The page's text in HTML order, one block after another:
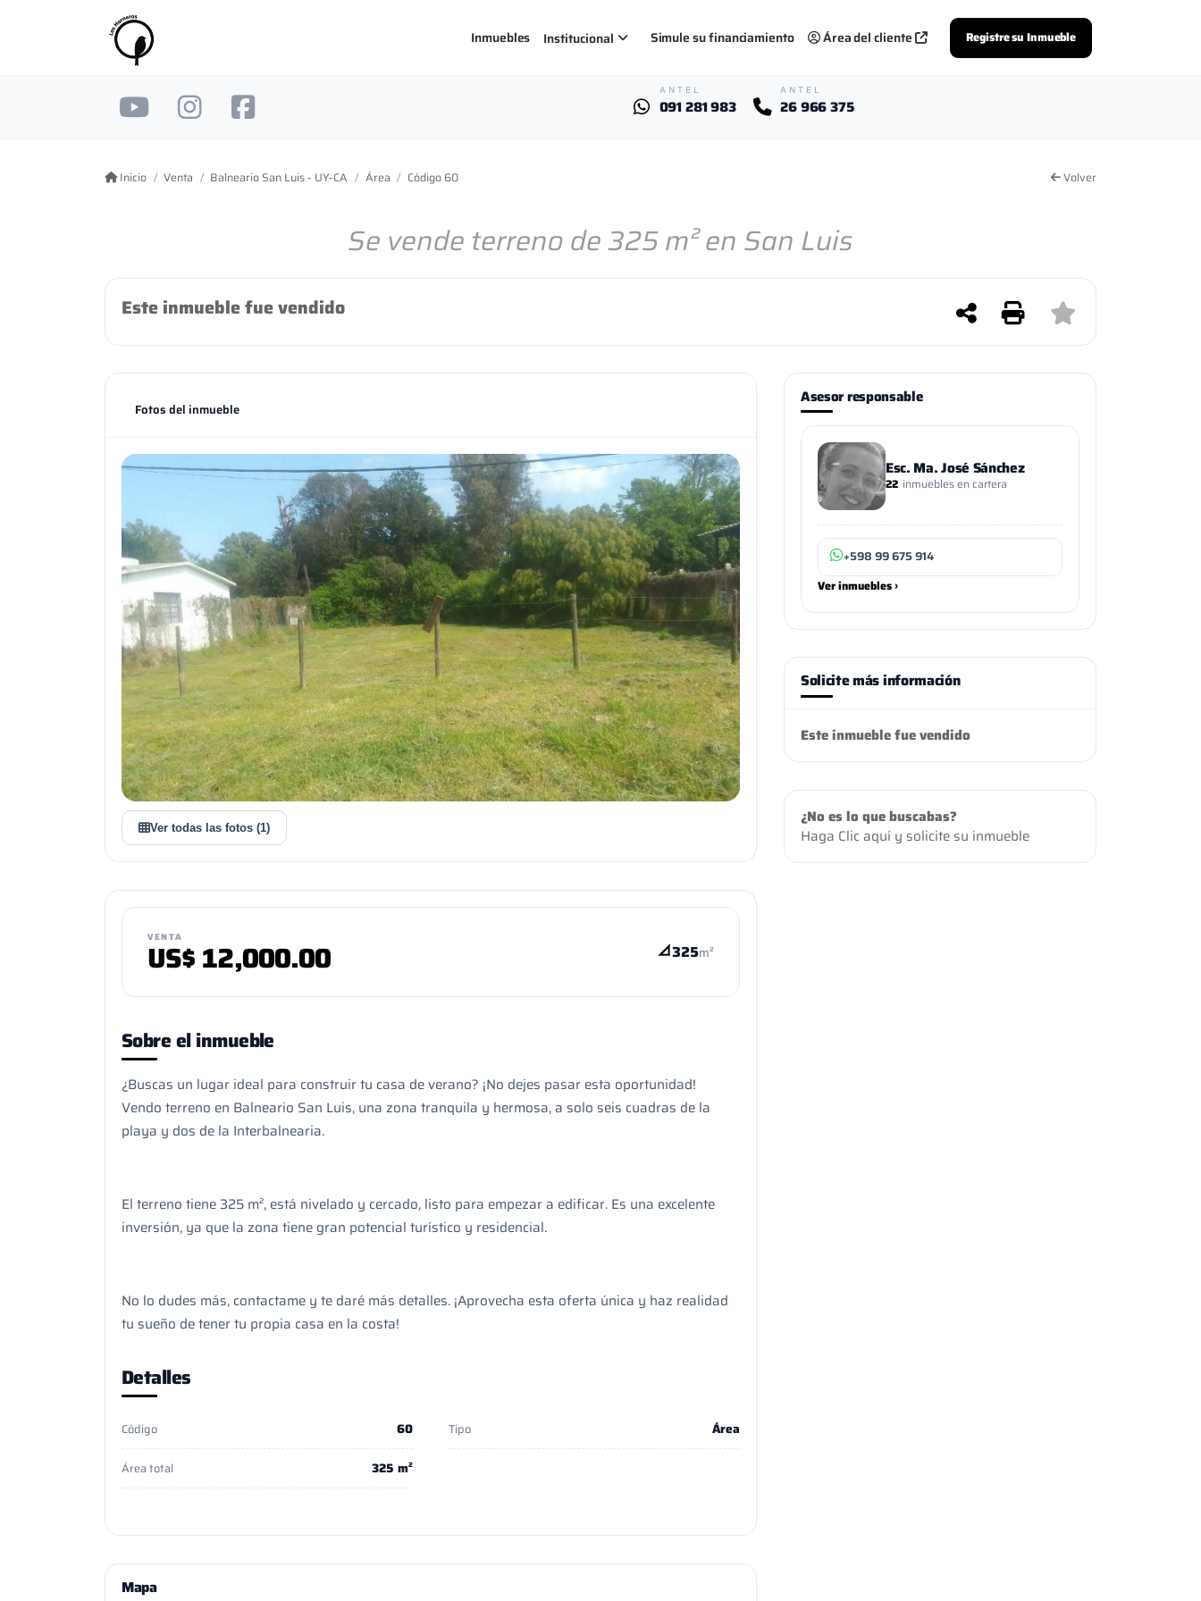
Inmuebles Institucional Simule su financiamiento Área del cliente Registre su Inmueble
ANTEL
091 281 983
ANTEL
26 966 375
Inicio Venta Balneario San Luis - UY-CA Área Código 60 Volver
Se vende terreno de 325 m² en San Luis
Este inmueble fue vendido
Fotos del inmueble
Ver todas las fotos (1)
VENTA
US$12,000.00 325m²
Sobre el inmueble
¿Buscas un lugar ideal para construir tu casa de verano? ¡No dejes pasar esta oportunidad!
Vendo terreno en Balneario San Luis, una zona tranquila y hermosa, a solo seis cuadras de la
playa y dos de la Interbalnearia.
El terreno tiene 325 m², está nivelado y cercado, listo para empezar a edificar. Es una excelente
inversión, ya que la zona tiene gran potencial turístico y residencial.
No lo dudes más, contactame y te daré más detalles. ¡Aprovecha esta oferta única y haz realidad
tu sueño de tener tu propia casa en la costa!
Detalles
Código 60 Tipo Área
Área total 325 m²
Mapa
Asesor responsable
Esc. Ma. José Sánchez
22 inmuebles en cartera
+598 99 675 914
Ver inmuebles ›
Solicite más información
Este inmueble fue vendido
¿No es lo que buscabas?
Haga Clic aquí y solicite su inmueble